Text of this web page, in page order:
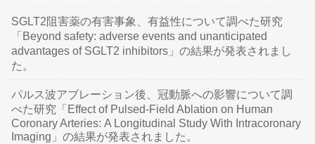
SGLT2阻害薬の有害事象、有益性について調べた研究
「Beyond safety: adverse events and unanticipated
advantages of SGLT2 inhibitors」の結果が発表されまし
た。
パルス波アブレーション後、冠動脈への影響について調
べた研究「Effect of Pulsed-Field Ablation on Human
Coronary Arteries: A Longitudinal Study With Intracoronary
Imaging」の結果が発表されました。